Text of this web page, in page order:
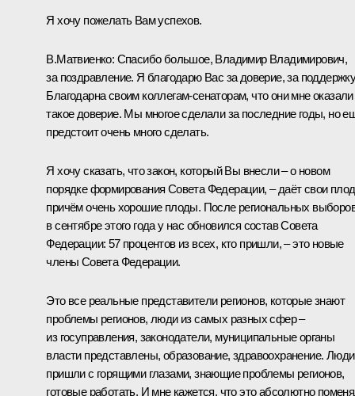
Я хочу пожелать Вам успехов.
В.Матвиенко: Спасибо большое, Владимир Владимирович,
за поздравление. Я благодарю Вас за доверие, за
Благодарна своим коллегам-сенаторам, что они мне оказали
такое доверие. Мы многое сделали за последние годы, но
предстоит очень много сделать.
Я хочу сказать, что закон, который Вы внесли – о новом
порядке формирования Совета Федерации, – даёт свои
причём очень хорошие плоды. После региональных
в сентябре этого года у нас обновился состав Совета
Федерации: 57 процентов из всех, кто пришли, – это новые
члены Совета Федерации.
Это все реальные представители регионов, которые знают
проблемы регионов, люди из самых разных сфер –
из госуправления, законодатели, муниципальные органы
власти представлены, образование, здравоохранение. Люди
пришли с горящими глазами, знающие проблемы регионов,
готовые работать. И мне кажется, что это абсолютно